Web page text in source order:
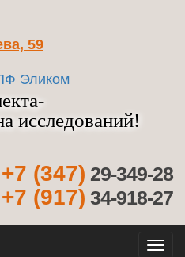
59
исследований!
+7 (347) 29-349-28
+7 (917) 34-918-27